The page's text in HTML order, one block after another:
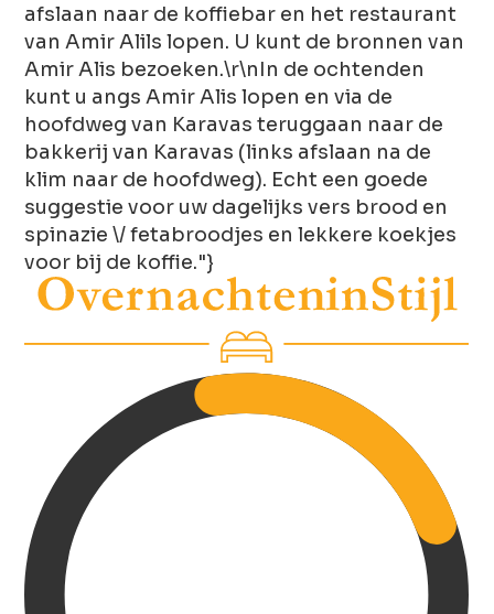
afslaan naar de koffiebar en het restaurant
van Amir Alils lopen. U kunt de bronnen van
Amir Alis bezoeken.\r\nIn de ochtenden
kunt u angs Amir Alis lopen en via de
hoofdweg van Karavas teruggaan naar de
bakkerij van Karavas (links afslaan na de
klim naar de hoofdweg). Echt een goede
suggestie voor uw dagelijks vers brood en
spinazie \/ fetabroodjes en lekkere koekjes
voor bij de koffie."}